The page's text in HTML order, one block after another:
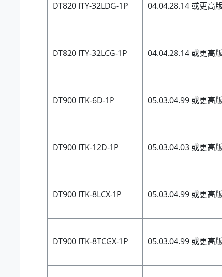
DT820 ITY-32LDG-1P 04.04.28.14 或更高
DT820 ITY-32LCG-1P 04.04.28.14 或更高
DT900 ITK-6D-1P 05.03.04.99 或更高
DT900 ITK-12D-1P 05.03.04.03 或更高
DT900 ITK-8LCX-1P 05.03.04.99 或更高
DT900 ITK-8TCGX-1P 05.03.04.99 或更高